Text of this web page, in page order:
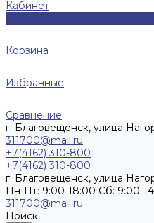
Кабинет
Корзина
Избранные
Сравнение
г. Благовещенск, улица
311700@mail.ru
+7(4162) 310-800
+7(4162) 310-800
г. Благовещенск, улица
Пн-Пт: 9:00-18:00 Cб: 9:00-
311700@mail.ru
Поиск